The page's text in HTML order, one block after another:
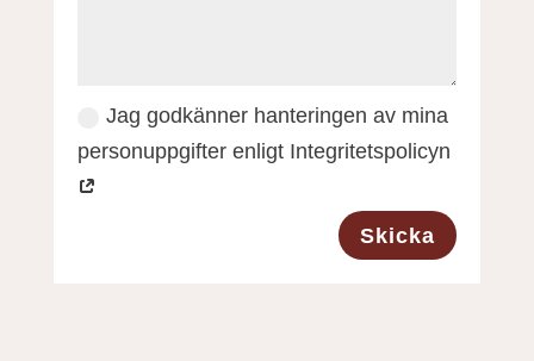
Jag godkänner hanteringen av mina
personuppgifter enligt Integritetspolicyn
Skicka